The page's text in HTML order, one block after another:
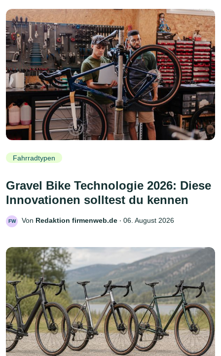
Fahrradtypen
Gravel Bike Technologie 2026: Diese
Innovationen solltest du kennen
FW Von Redaktion firmenweb.de ‧ 06. August 2026